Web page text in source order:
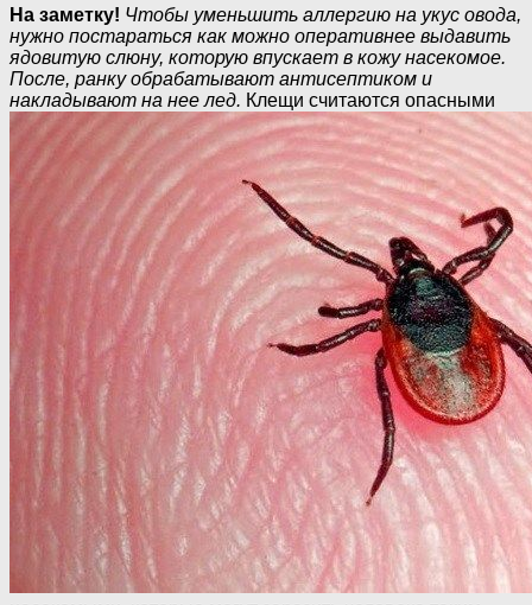
На заметку! Чтобы уменьшить аллергию на укус овода,
нужно постараться как можно оперативнее выдавить
ядовитую слюну, которую впускает в кожу насекомое.
После, ранку обрабатывают антисептиком и
накладывают на нее лед. Клещи считаются опасными